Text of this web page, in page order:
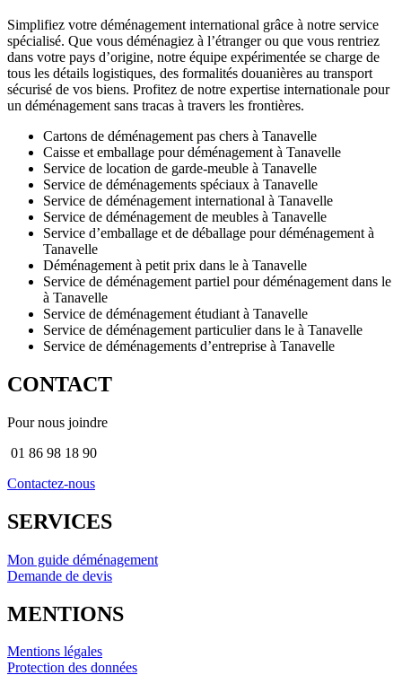
Simplifiez votre déménagement international grâce à notre service
spécialisé. Que vous déménagiez à l’étranger ou que vous rentriez
dans votre pays d’origine, notre équipe expérimentée se charge de
tous les détails logistiques, des formalités douanières au transport
sécurisé de vos biens. Profitez de notre expertise internationale pour
un déménagement sans tracas à travers les frontières.
Cartons de déménagement pas chers à Tanavelle
Caisse et emballage pour déménagement à Tanavelle
Service de location de garde-meuble à Tanavelle
Service de déménagements spéciaux à Tanavelle
Service de déménagement international à Tanavelle
Service de déménagement de meubles à Tanavelle
Service d’emballage et de déballage pour déménagement à
Tanavelle
Déménagement à petit prix dans le à Tanavelle
Service de déménagement partiel pour déménagement dans le
à Tanavelle
Service de déménagement étudiant à Tanavelle
Service de déménagement particulier dans le à Tanavelle
Service de déménagements d’entreprise à Tanavelle
CONTACT
Pour nous joindre
01 86 98 18 90
Contactez-nous
SERVICES
Mon guide déménagement
Demande de devis
MENTIONS
Mentions légales
Protection des données